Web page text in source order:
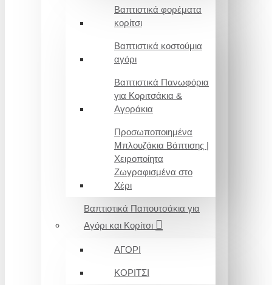
Βαπτιστικά φορέματα
κορίτσι
Βαπτιστικά κοστούμια
αγόρι
Βαπτιστικά Πανωφόρια
για Κοριτσάκια &
Αγοράκια
Προσωποποιημένα
Μπλουζάκια Βάπτισης |
Χειροποίητα
Ζωγραφισμένα στο
Χέρι
Βαπτιστικά Παπουτσάκια για
Αγόρι και Κορίτσι
ΑΓΟΡΙ
ΚΟΡΙΤΣΙ